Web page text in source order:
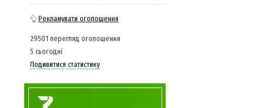
Рекламувати оголошення
29501 перегляд оголошення
5 сьогодні
Подивитися статистику